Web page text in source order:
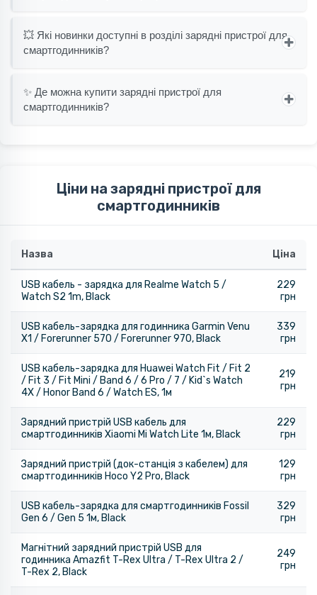
💥 Які новинки доступні в розділі зарядні пристрої для
смартгодинників?
✨ Де можна купити зарядні пристрої для
смартгодинників?
Ціни на зарядні пристрої для
смартгодинників
Назва Ціна
USB кабель - зарядка для Realme Watch 5 /
Watch S2 1m, Black
229
грн
USB кабель-зарядка для годинника Garmin Venu
X1 / Forerunner 570 / Forerunner 970, Black
339
грн
USB кабель-зарядка для Huawei Watch Fit / Fit 2
/ Fit 3 / Fit Mini / Band 6 / 6 Pro / 7 / Kid`s Watch
4X / Honor Band 6 / Watch ES, 1м
219
грн
Зарядний пристрій USB кабель для
смартгодинників Xiaomi Mi Watch Lite 1м, Black
229
грн
Зарядний пристрій (док-станція з кабелем) для
смартгодинників Hoco Y2 Pro, Black
129
грн
USB кабель-зарядка для смартгодинників Fossil
Gen 6 / Gen 5 1м, Black
329
грн
Магнітний зарядний пристрій USB для
годинника Amazfit T-Rex Ultra / T-Rex Ultra 2 /
T-Rex 2, Black
249
грн